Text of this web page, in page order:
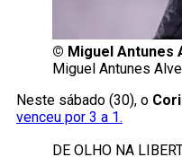
© Miguel Antunes
Miguel Antunes
Neste sábado (30), o
venceu por 3 a 1.
DE OLHO NA